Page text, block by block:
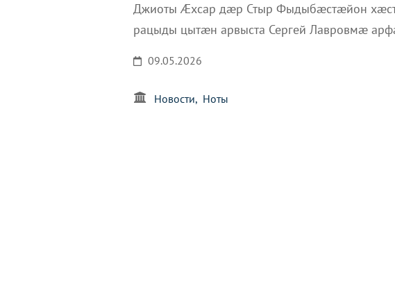
Джиоты Æхсар дæр Стыр Фыдыбæстæйон
рацыды цытæн арвыста Сергей Лавровмæ
09.05.2026
Новости Ноты